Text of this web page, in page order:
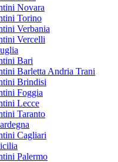
Novara
Torino
Verbania
Vercelli
Bari
Barletta Andria Trani
Brindisi
Foggia
Lecce
Taranto
Cagliari
Palermo